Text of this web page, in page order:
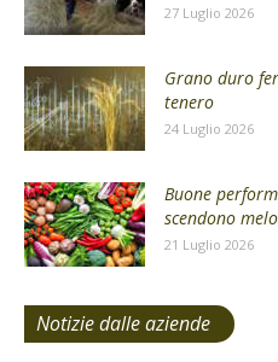
27 Luglio 2026
Grano duro
tenero
24 Luglio 2026
Buone
scendono
21 Luglio 2026
Notizie dalle aziende